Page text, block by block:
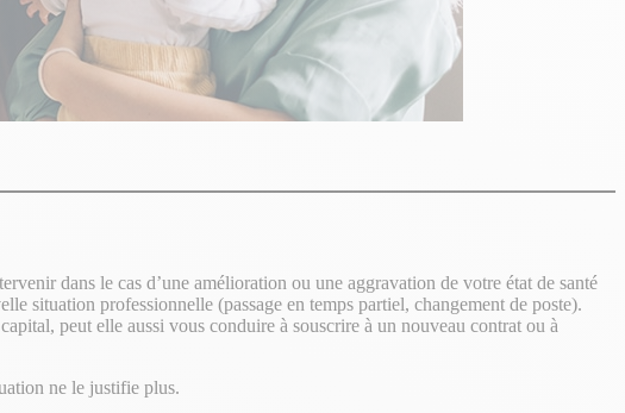
dans le cas d’une amélioration ou une aggravation de votre état de santé
situation professionnelle (passage en temps partiel, changement de poste).
peut elle aussi vous conduire à souscrire à un nouveau contrat ou à
ne le justifie plus.